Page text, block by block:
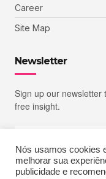
Career
Site Map
Newsletter
Sign up our newsletter
free insight.
Nós usamos cookies
melhorar sua
publicidade e